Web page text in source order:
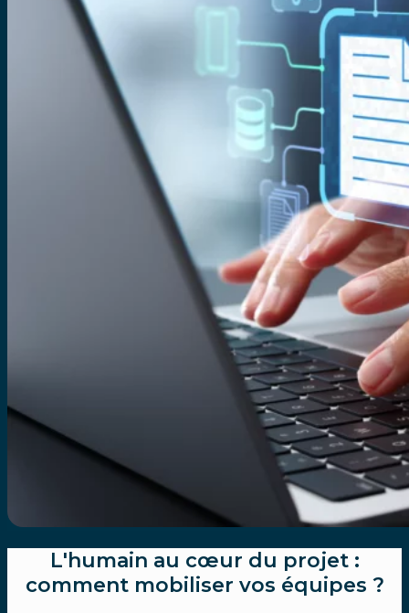
L'humain au cœur du projet :
comment mobiliser vos équipes ?